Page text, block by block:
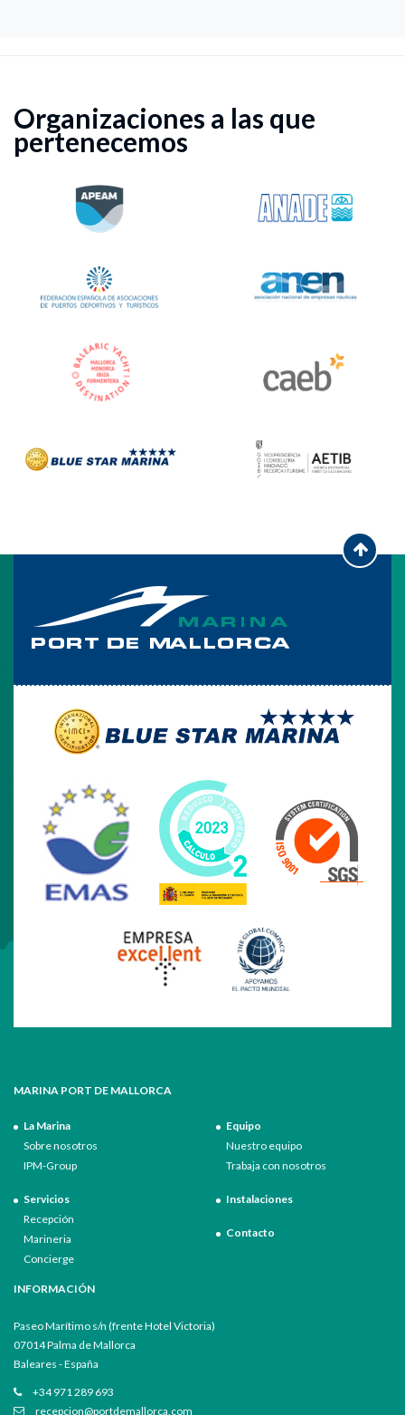
Organizaciones a las que
pertenecemos
MARINA PORT DE MALLORCA
La Marina
Sobre nosotros
IPM-Group
Servicios
Recepción
Marineria
Concierge
Equipo
Nuestro equipo
Trabaja con nosotros
Instalaciones
Contacto
INFORMACIÓN
Paseo Marítimo s/n (frente Hotel Victoria)
07014 Palma de Mallorca
Baleares - España
+34 971 289 693
recepcion@portdemallorca.com